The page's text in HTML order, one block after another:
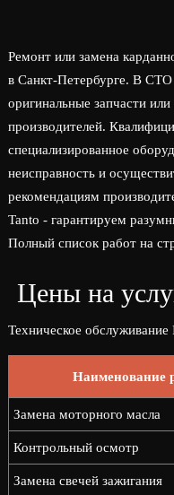
Ремонт или замена
в Санкт-Петербурге. В
оригинальные запчасти
производителей.
специализированное
неисправность и
рекомендациям
Tanto - гарантируем
Полный список работ на
Цены на
Техническое обслуживание
Наименование
Замена моторного масла
Контрольный осмотр
Замена свечей зажигания